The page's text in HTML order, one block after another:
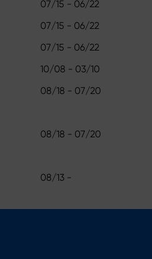
07/15 - 06/22
07/15 - 06/22
07/15 - 06/22
10/08 - 03/10
08/18 - 07/20
08/18 - 07/20
08/13 -